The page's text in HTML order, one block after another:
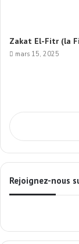
Zakat El-Fitr (la
mars 15, 2025
Rejoignez-nous